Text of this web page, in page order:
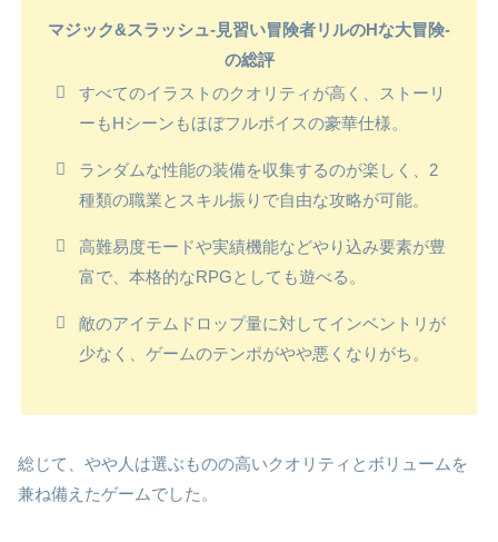
マジック&スラッシュ-見習い冒険者リルのHな大冒険-
の総評
すべてのイラストのクオリティが高く、ストーリ
ーもHシーンもほぼフルボイスの豪華仕様。
ランダムな性能の装備を収集するのが楽しく、2
種類の職業とスキル振りで自由な攻略が可能。
高難易度モードや実績機能などやり込み要素が豊
富で、本格的なRPGとしても遊べる。
敵のアイテムドロップ量に対してインベントリが
少なく、ゲームのテンポがやや悪くなりがち。
総じて、やや人は選ぶものの高いクオリティとボリュームを
兼ね備えたゲームでした。